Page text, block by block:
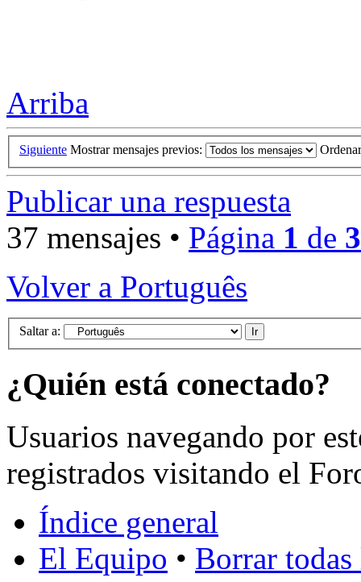
Arriba
Siguiente Mostrar mensajes previos:
Publicar una respuesta
37 mensajes • Página 1 de 3
Volver a Português
Saltar a:
¿Quién está conectado?
Usuarios navegando por
registrados visitando el
Índice general
El Equipo • Borrar